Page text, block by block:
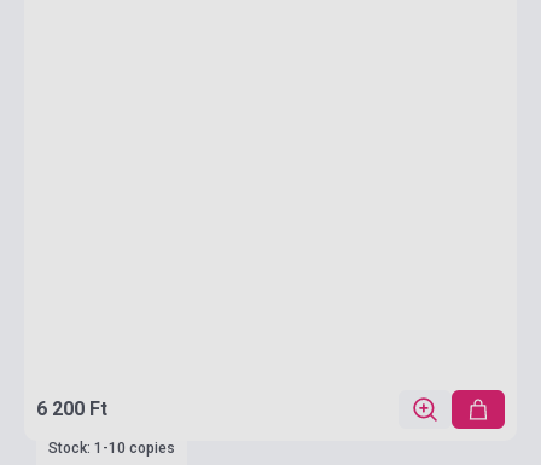
6 200 Ft
Stock: 1-10 copies